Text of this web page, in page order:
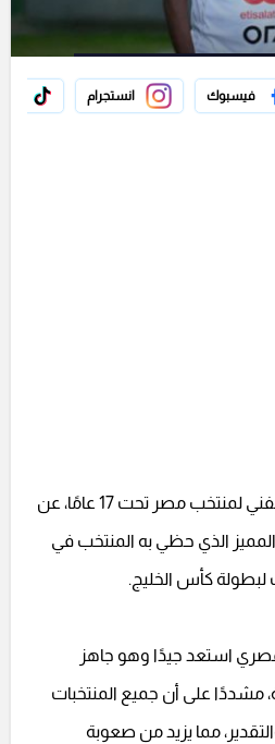
فيسبوك انستجرام
أعرب أحمد الكاس، المدير الفني لمنتخب مصر تحت 17 عامًا، عن
المميز الذي حظي به المنتخب في
لبطولة كأس الخليج.
استعد جيدًا وهو جاهز
مشددًا على أن جميع المنتخبات
مما يزيد من صعوبة